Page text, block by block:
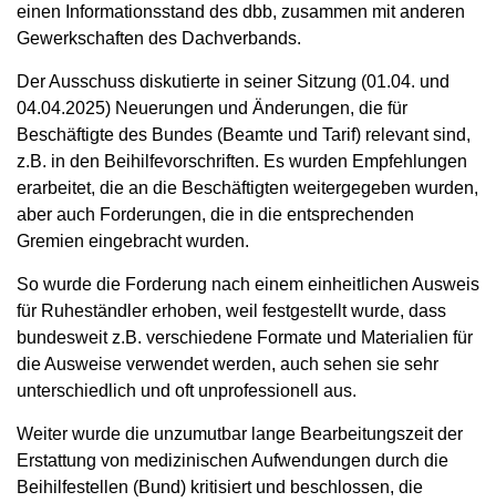
einen Informationsstand des dbb, zusammen mit anderen
Gewerkschaften des Dachverbands.
Der Ausschuss diskutierte in seiner Sitzung (01.04. und
04.04.2025) Neuerungen und Änderungen, die für
Beschäftigte des Bundes (Beamte und Tarif) relevant sind,
z.B. in den Beihilfevorschriften. Es wurden Empfehlungen
erarbeitet, die an die Beschäftigten weitergegeben wurden,
aber auch Forderungen, die in die entsprechenden
Gremien eingebracht wurden.
So wurde die Forderung nach einem einheitlichen Ausweis
für Ruheständler erhoben, weil festgestellt wurde, dass
bundesweit z.B. verschiedene Formate und Materialien für
die Ausweise verwendet werden, auch sehen sie sehr
unterschiedlich und oft unprofessionell aus.
Weiter wurde die unzumutbar lange Bearbeitungszeit der
Erstattung von medizinischen Aufwendungen durch die
Beihilfestellen (Bund) kritisiert und beschlossen, die